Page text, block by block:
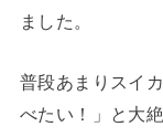
ました。
普段あまりスイ
べたい！」と大絶